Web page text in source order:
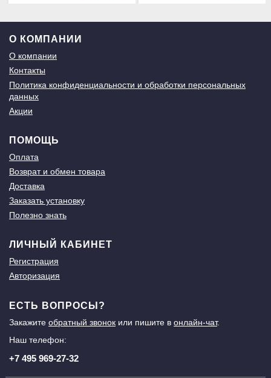
О КОМПАНИИ
О компании
Контакты
Политика конфиденциальности и обработки персональных
данных
Акции
ПОМОЩЬ
Оплата
Возврат и обмен товара
Доставка
Заказать установку
Полезно знать
ЛИЧНЫЙ КАБИНЕТ
Регистрация
Авторизация
ЕСТЬ ВОПРОСЫ?
Закажите обратный звонок или пишите в онлайн-чат.
Наш телефон:
+7 495 969-27-32